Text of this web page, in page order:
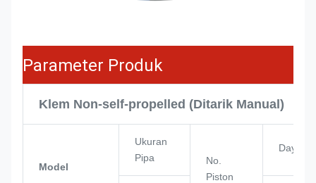
Parameter Produk
Klem Non-self-propelled (Ditarik Manual)
Model
Ukuran
Pipa
No.
Piston
Daya